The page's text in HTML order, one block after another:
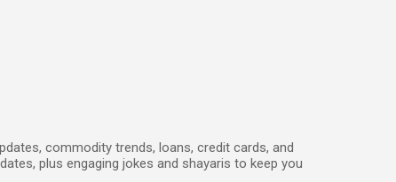
commodity trends, loans, credit cards, and
plus engaging jokes and shayaris to keep you